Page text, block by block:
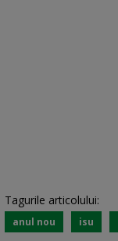
Tagurile articolului:
anul nou isu